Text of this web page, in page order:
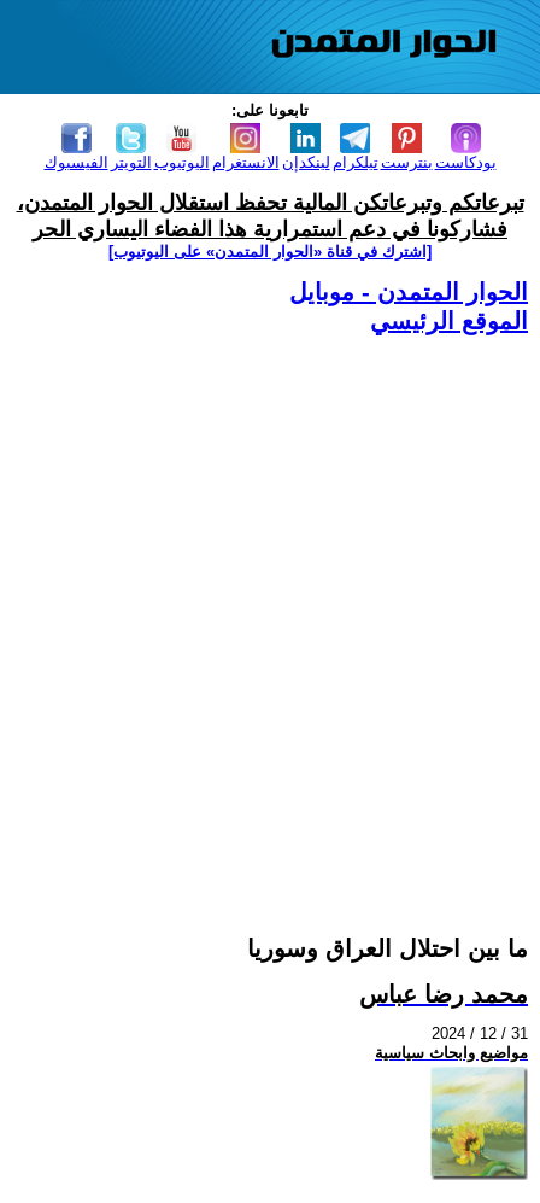
تابعونا على:
الفيسبوك التويتر اليوتيوب الانستغرام لينكدإن تيلكرامبنترست بودكاست
تبرعاتكم وتبرعاتكن المالية تحفظ استقلال الحوار المتمدن،
فشاركونا في دعم استمرارية هذا الفضاء اليساري الحر
[اشترك في قناة ‫«الحوار المتمدن» على اليوتيوب]
الحوار المتمدن - موبايل
الموقع الرئيسي
ما بين احتلال العراق وسوريا
محمد رضا عباس
2024 / 12 / 31
مواضيع وابحاث سياسية